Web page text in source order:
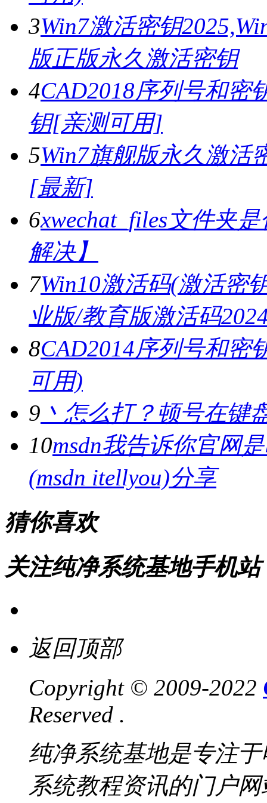
3Win7激活密钥
版正版永久激活密钥
4CAD2018序列号和密
钥[亲测可用]
5Win7旗舰版永久激活
[最新]
6xwechat_files文件夹
解决】
7Win10激活码(激活密
业版/教育版激活码
8CAD2014序列号和密
可用)
9 丶怎么打？顿号在键
10msdn我告诉你官网
(msdn itellyou)分享
猜你喜欢
关注纯净系统基地手机站
返回顶部
Copyright © 2009-2022
Reserved .
纯净系统基地是专注
系统教程资讯的门户